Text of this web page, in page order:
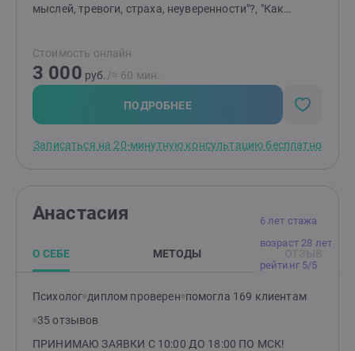
мыслей, тревоги, страха, неуверенности"?, "Как
клубок, найти причину "негативных сценариев",
научиться понимать себя и свои состояния,
выстраивать здоровые отношения с близкими
людьми и окружающими, выйти из замкнутого круга,
делать свою жизнь лучше и получать от нее
поддержка, понимание, принятие, осознание.
Стоимость онлайн
3 000 руб. /≈ 60 мин.
ПОДРОБНЕЕ
Записаться на 20-минутную консультацию бесплатно
6 лет стажа
возраст 28 лет
рейтинг 5/5
Анастасия
О СЕБЕ МЕТОДЫ
Психолог диплом проверен помогла 169 клиентам
35 отзывов
ПРИНИМАЮ ЗАЯВКИ С 10:00 ДО 18:00 ПО МСК!